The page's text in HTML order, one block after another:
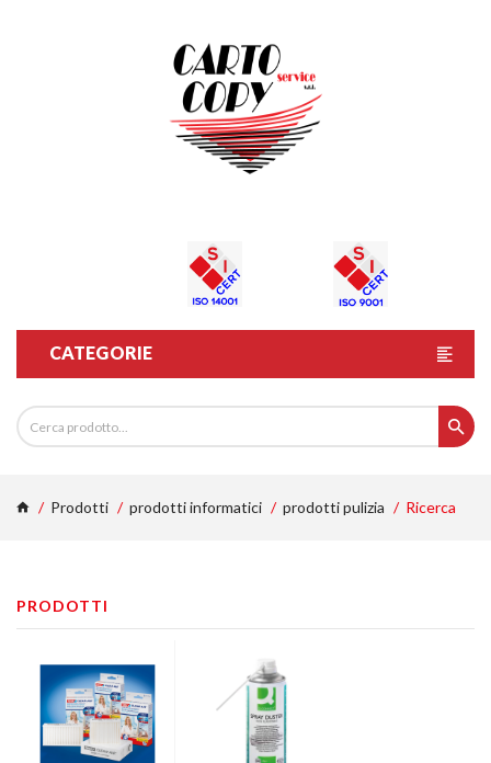
CATEGORIE
Prodotti prodotti informatici prodotti pulizia Ricerca
PRODOTTI